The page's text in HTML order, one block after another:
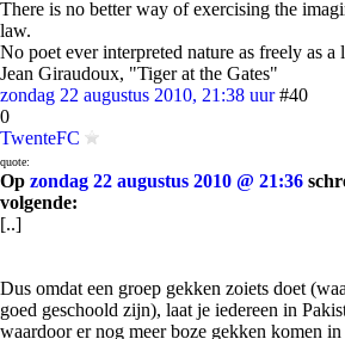
There is no better way of exercising the
law.
No poet ever interpreted nature as freely as a
Jean Giraudoux, "Tiger at the Gates"
zondag 22 augustus 2010, 21:38 uur #40
0
TwenteFC
quote:
Op zondag 22 augustus 2010 @ 21:36
volgende:
[..]
Dus omdat een groep gekken zoiets doet
goed geschoold zijn), laat je iedereen in
waardoor er nog meer boze gekken komen in